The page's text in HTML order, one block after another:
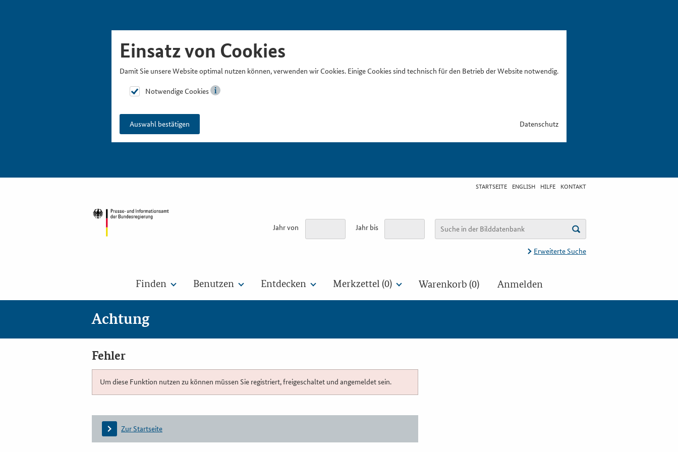
Einsatz von Cookies
Damit Sie unsere Website optimal nutzen können, verwenden wir Cookies. Einige Cookies sind technisch für den Betrieb der Website notwendig.
Notwendige Cookies
Auswahl bestätigen Datenschutz
STARTSEITE ENGLISH HILFE KONTAKT
Jahr von Jahr bis
Erweiterte Suche
Finden Benutzen Entdecken Merkzettel (0) Warenkorb (0) Anmelden
Achtung
Fehler
Um diese Funktion nutzen zu können müssen Sie registriert, freigeschaltet und angemeldet sein.
Zur Startseite